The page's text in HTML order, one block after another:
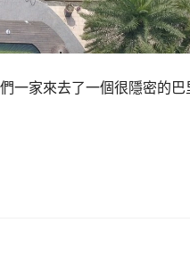
一家來去了一個很隱密的